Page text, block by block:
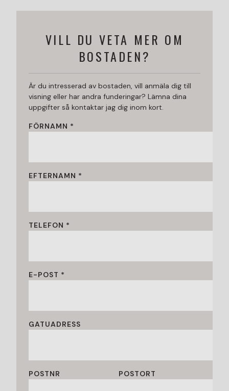
VILL DU VETA MER OM
BOSTADEN?
Är du intresserad av bostaden, vill anmäla dig till
visning eller har andra funderingar? Lämna dina
uppgifter så kontaktar jag dig inom kort.
FÖRNAMN *
EFTERNAMN *
TELEFON *
E-POST *
GATUADRESS
POSTNR POSTORT